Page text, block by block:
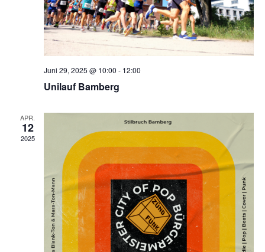
Juni 29, 2025 @ 10:00 - 12:00
Unilauf Bamberg
APR.
12
2025